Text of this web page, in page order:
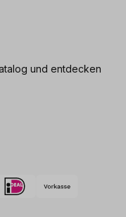
und entdecken